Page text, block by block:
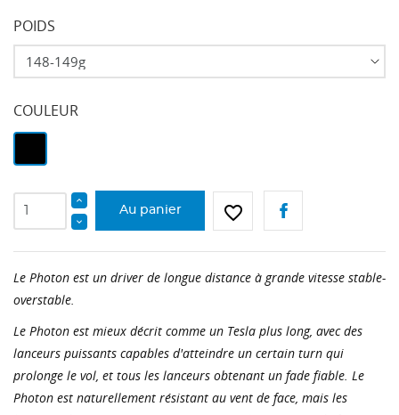
POIDS
COULEUR
Au panier favorite_border
Le Photon est un driver de longue distance à grande vitesse stable-
overstable.
Le Photon est mieux décrit comme un Tesla plus long, avec des
lanceurs puissants capables d'atteindre un certain turn qui
prolonge le vol, et tous les lanceurs obtenant un fade fiable. Le
Photon est naturellement résistant au vent de face, mais les